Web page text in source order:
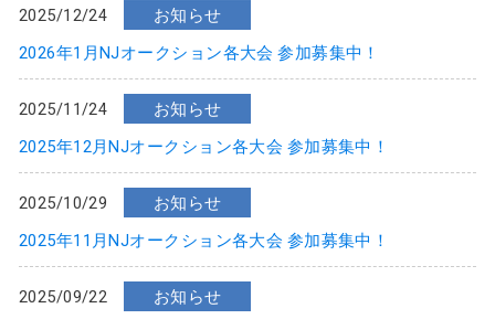
2025/12/24
お知らせ
2026年1月NJオークション各大会 参加募集中！
2025/11/24
お知らせ
2025年12月NJオークション各大会 参加募集中！
2025/10/29
お知らせ
2025年11月NJオークション各大会 参加募集中！
2025/09/22
お知らせ